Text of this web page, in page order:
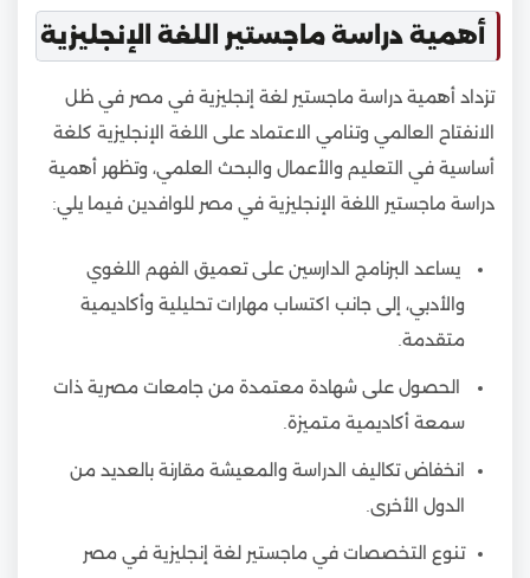
أهمية دراسة ماجستير اللغة الإنجليزية
تزداد أهمية دراسة ماجستير لغة إنجليزية في مصر في ظل
الانفتاح العالمي وتنامي الاعتماد على اللغة الإنجليزية كلغة
أساسية في التعليم والأعمال والبحث العلمي، وتظهر أهمية
دراسة ماجستير اللغة الإنجليزية في مصر للوافدين فيما يلي:
يساعد البرنامج الدارسين على تعميق الفهم اللغوي
والأدبي، إلى جانب اكتساب مهارات تحليلية وأكاديمية
متقدمة.
الحصول على شهادة معتمدة من جامعات مصرية ذات
سمعة أكاديمية متميزة.
انخفاض تكاليف الدراسة والمعيشة مقارنة بالعديد من
الدول الأخرى.
تنوع التخصصات في ماجستير لغة إنجليزية في مصر